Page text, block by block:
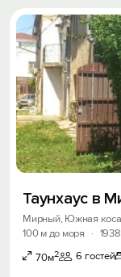
Таунхаус в
Мирный, Южная
100 м до моря
·
70м2 6 гостей